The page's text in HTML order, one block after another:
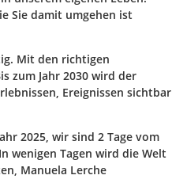
Sie damit umgehen ist
Mit den richtigen
zum Jahr 2030 wird der
Ereignissen sichtbar
2025, wir sind 2 Tage vom
wenigen Tagen wird die Welt
Manuela Lerche